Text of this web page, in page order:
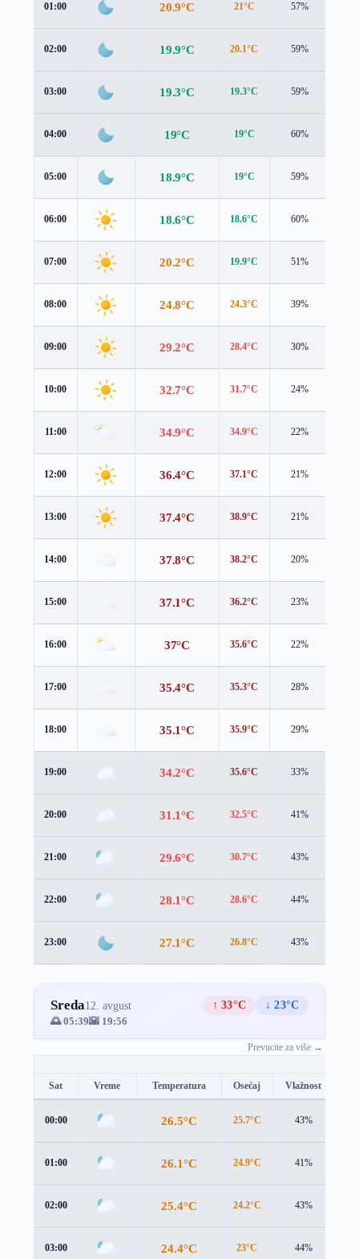
01:00 20.9°C 21°C 57%
02:00 19.9°C 20.1°C 59%
03:00 19.3°C 19.3°C 59%
04:00 19°C 19°C 60%
05:00 18.9°C 19°C 59%
06:00 18.6°C 18.6°C 60%
07:00 20.2°C 19.9°C 51%
08:00 24.8°C 24.3°C 39%
09:00 29.2°C 28.4°C 30%
10:00 32.7°C 31.7°C 24%
11:00 34.9°C 34.9°C 22%
12:00 36.4°C 37.1°C 21%
13:00 37.4°C 38.9°C 21%
14:00 37.8°C 38.2°C 20%
15:00 37.1°C 36.2°C 23%
16:00 37°C 35.6°C 22%
17:00 35.4°C 35.3°C 28%
18:00 35.1°C 35.9°C 29%
19:00 34.2°C 35.6°C 33%
20:00 31.1°C 32.5°C 41%
21:00 29.6°C 30.7°C 43%
22:00 28.1°C 28.6°C 44%
23:00 27.1°C 26.8°C 43%
Sreda12. avgust ↑ 33°C
↓ 23°C
🌅 05:39🌇 19:56
Prevucite za više →
Sat Vreme Temperatura Osećaj Vlažnost
00:00 26.5°C 25.7°C 43%
01:00 26.1°C 24.9°C 41%
02:00 25.4°C 24.2°C 43%
03:00 24.4°C 23°C 44%